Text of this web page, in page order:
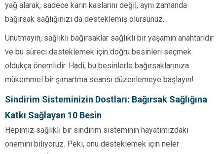
yağ alarak, sadece karın kaslarını değil, aynı zamanda
bağırsak sağlığınızı da desteklemiş olursunuz.
Unutmayın, sağlıklı bağırsaklar sağlıklı bir yaşamın anahtarıdır
ve bu süreci desteklemek için doğru besinleri seçmek
oldukça önemlidir. Hadi, bu besinlerle bağırsaklarınıza
mükemmel bir şımartma seansı düzenlemeye başlayın!
Sindirim Sisteminizin Dostları: Bağırsak Sağlığına
Katkı Sağlayan 10 Besin
Hepimiz sağlıklı bir sindirim sisteminin hayatımızdaki
önemini biliyoruz. Peki, onu desteklemek için neler